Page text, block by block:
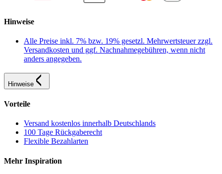
Hinweise
Alle Preise inkl. 7% bzw. 19% gesetzl. Mehrwertsteuer zzgl.
Versandkosten und ggf. Nachnahmegebühren, wenn nicht
anders angegeben.
Hinweise
Vorteile
Versand kostenlos innerhalb Deutschlands
100 Tage Rückgaberecht
Flexible Bezahlarten
Mehr Inspiration